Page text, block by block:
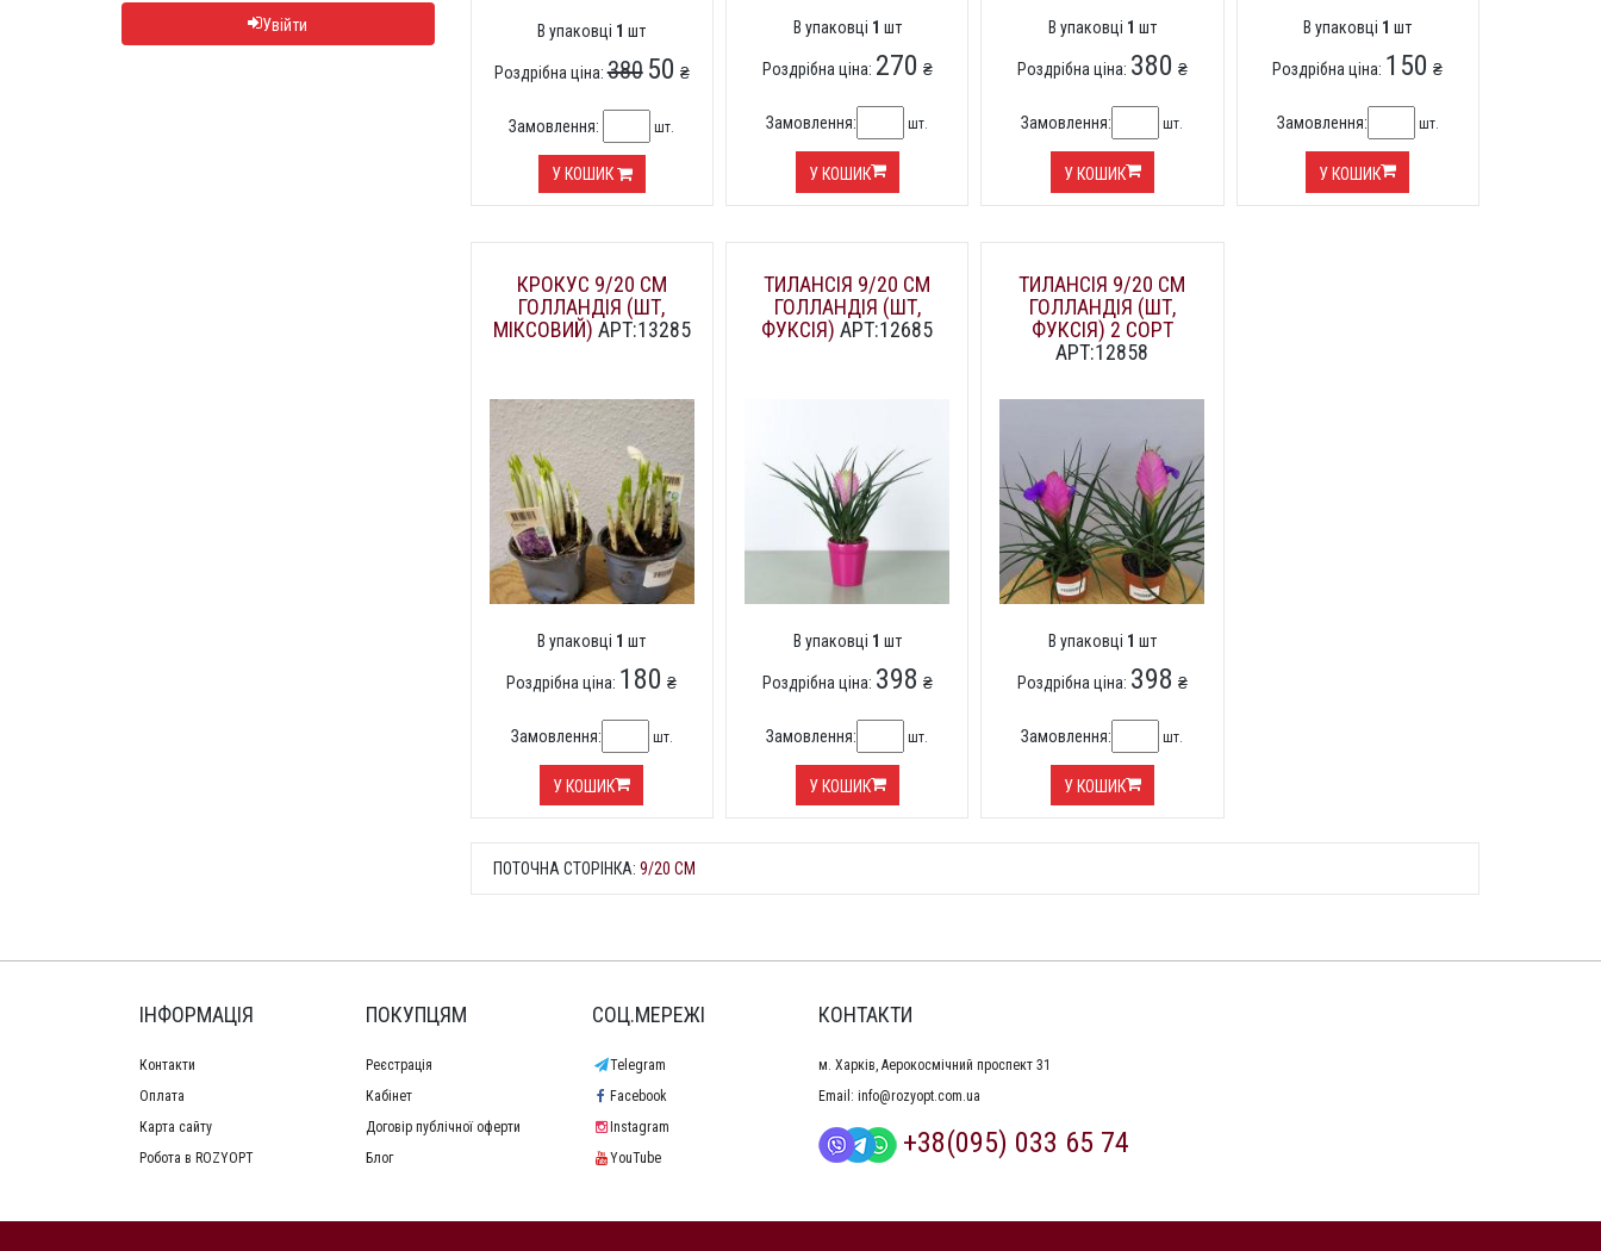
Увійти В упаковці 1 шт
Роздрібна ціна:380 50 ₴
Замовлення: шт.
У КОШИК
В упаковці 1 шт
Роздрібна ціна: 270 ₴
Замовлення: шт.
У КОШИК
В упаковці 1 шт
Роздрібна ціна: 380 ₴
Замовлення: шт.
У КОШИК
В упаковці 1 шт
Роздрібна ціна: 150 ₴
Замовлення: шт.
У КОШИК
КРОКУС 9/20 СМ
ГОЛЛАНДІЯ (ШТ,
МІКСОВИЙ) АРТ:13285
В упаковці 1 шт
Роздрібна ціна: 180 ₴
Замовлення: шт.
У КОШИК
ТИЛАНСІЯ 9/20 СМ
ГОЛЛАНДІЯ (ШТ,
ФУКСІЯ) АРТ:12685
В упаковці 1 шт
Роздрібна ціна: 398 ₴
Замовлення: шт.
У КОШИК
ТИЛАНСІЯ 9/20 СМ
ГОЛЛАНДІЯ (ШТ,
ФУКСІЯ) 2 СОРТ
АРТ:12858
В упаковці 1 шт
Роздрібна ціна: 398 ₴
Замовлення: шт.
У КОШИК
ПОТОЧНА СТОРІНКА: 9/20 СМ
ІНФОРМАЦІЯ
Контакти
Оплата
Карта сайту
Робота в ROZYOPT
ПОКУПЦЯМ
Реєстрація
Кабінет
Договір публічної оферти
Блог
СОЦ.МЕРЕЖІ
Telegram
Facebook
Instagram
YouTube
КОНТАКТИ
м. Харків, Аерокосмічний проспект 31
Email: info@rozyopt.com.ua
+38(095) 033 65 74